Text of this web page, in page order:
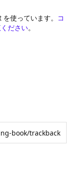
使っています。
コ
ださい。